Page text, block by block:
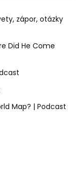
zápor, otázky
Did He Come
Map? | Podcast